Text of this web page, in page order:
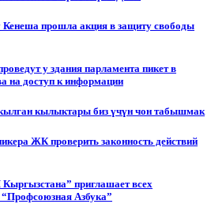
прошла акция в защиту свободы
у здания парламента пикет в
на доступ к информации
кылыктары биз үчүн чон табышмак
ЖК проверить законность действий
приглашает всех
Азбука”